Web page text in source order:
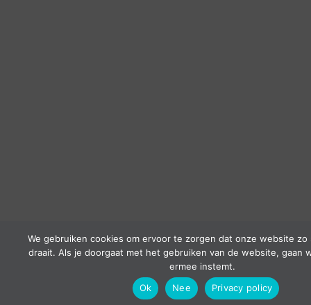
We gebruiken cookies om ervoor te zorgen dat onze website zo
draait. Als je doorgaat met het gebruiken van de website, gaan
ermee instemt.
Ok
Nee Privacy policy